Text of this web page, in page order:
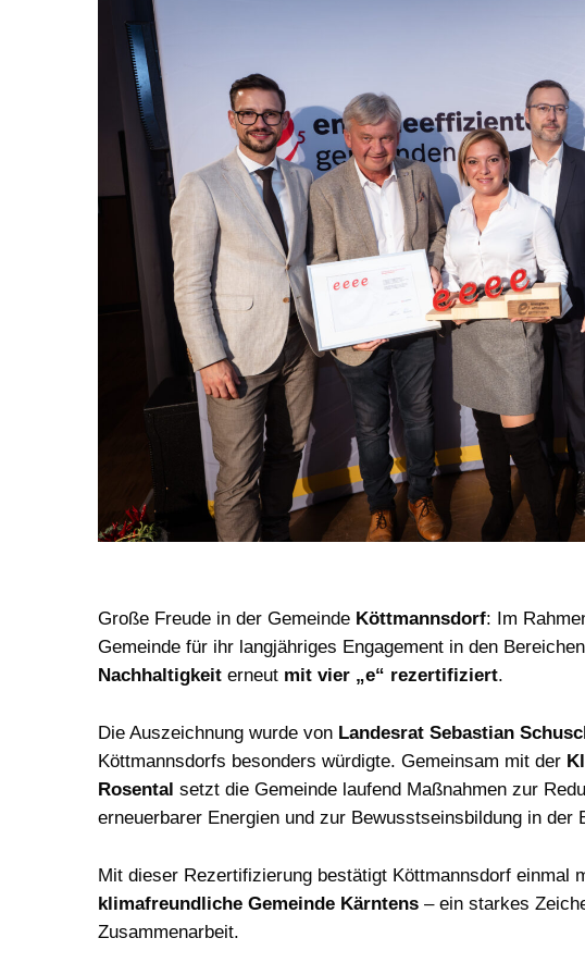
Große Freude in der Gemeinde Köttmannsdorf: Im
Gemeinde für ihr langjähriges Engagement in den Bereichen
Nachhaltigkeit erneut mit vier „e“ rezertifiziert.
Die Auszeichnung wurde von Landesrat Sebastian
Köttmannsdorfs besonders würdigte. Gemeinsam mit der
Rosental setzt die Gemeinde laufend Maßnahmen zur
erneuerbarer Energien und zur Bewusstseinsbildung in der
Mit dieser Rezertifizierung bestätigt Köttmannsdorf einmal
klimafreundliche Gemeinde Kärntens – ein starkes
Zusammenarbeit.